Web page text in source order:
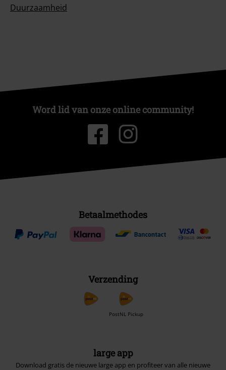
Duurzaamheid
Word lid van onze online community!
Betaalmethodes
Verzending
PostNL Pickup
large app
Download gratis de nieuwe large app en profiteer van alle nieuwe